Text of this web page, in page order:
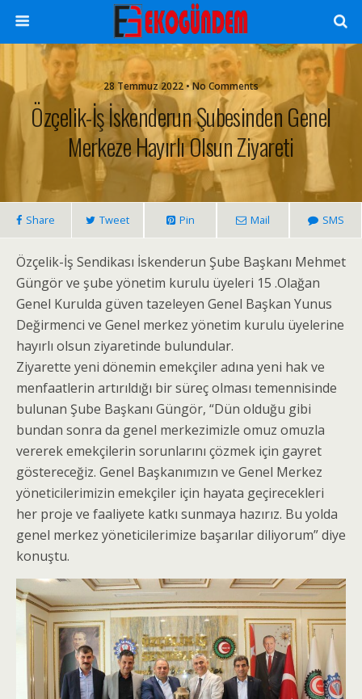
28 Temmuz 2022 • No Comments
Özçelik-İş İskenderun Şubesinden Genel
Merkeze Hayırlı Olsun Ziyareti
Share Tweet Pin Mail SMS
Özçelik-İş Sendikası İskenderun Şube Başkanı Mehmet
Güngör ve şube yönetim kurulu üyeleri 15 .Olağan
Genel Kurulda güven tazeleyen Genel Başkan Yunus
Değirmenci ve Genel merkez yönetim kurulu üyelerine
hayırlı olsun ziyaretinde bulundular.
Ziyarette yeni dönemin emekçiler adına yeni hak ve
menfaatlerin artırıldığı bir süreç olması temennisinde
bulunan Şube Başkanı Güngör, “Dün olduğu gibi
bundan sonra da genel merkezimizle omuz omuzla
vererek emekçilerin sorunlarını çözmek için gayret
göstereceğiz. Genel Başkanımızın ve Genel Merkez
yöneticilerimizin emekçiler için hayata geçirecekleri
her proje ve faaliyete katkı sunmaya hazırız. Bu yolda
genel merkez yöneticilerimize başarılar diliyorum” diye
konuştu.